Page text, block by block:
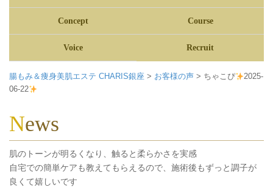
Concept Course
Voice Recruit
腸もみ＆痩身美肌エステ CHARIS銀座 > お客様の声 > ちゃこぴ
2025-
06-22
News
肌のトーンが明るくなり、触ると柔らかさを実感
自宅での簡単ケアも教えてもらえるので、施術後もずっと調子が
良くて嬉しいです